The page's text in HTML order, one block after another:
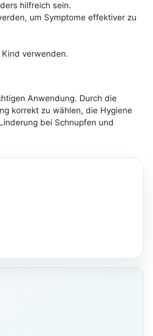
hilfreich sein.
um Symptome effektiver zu
verwenden.
Anwendung. Durch die
korrekt zu wählen, die Hygiene
bei Schnupfen und